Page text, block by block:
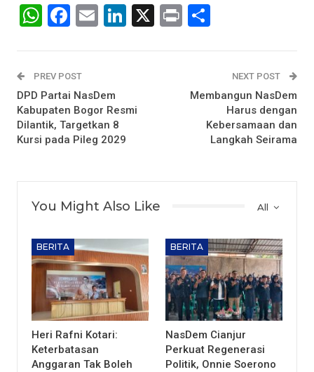
WhatsApp
Facebook
EmailLinkedIn
X Print
PREV POST
DPD Partai NasDem
Kabupaten Bogor Resmi
Dilantik, Targetkan 8
Kursi pada Pileg 2029
NEXT POST
Membangun NasDem
Harus dengan
Kebersamaan dan
Langkah Seirama
All
You Might Also Like
BERITA
Heri Rafni Kotari:
Keterbatasan
Anggaran Tak Boleh
BERITA
NasDem Cianjur
Perkuat Regenerasi
Politik, Onnie Soerono